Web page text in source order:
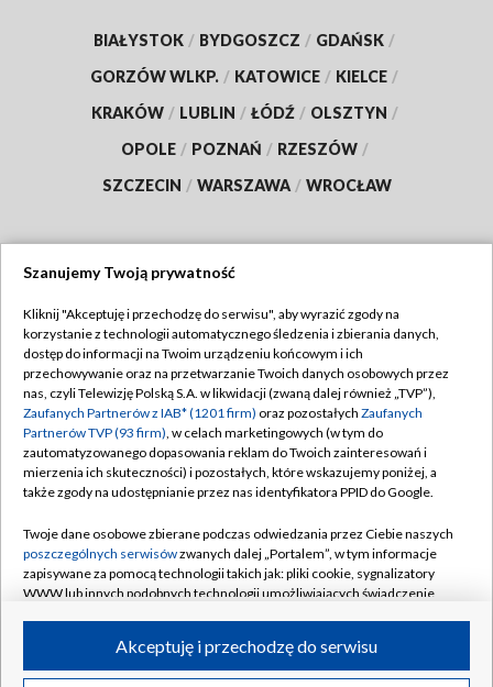
BIAŁYSTOK / BYDGOSZCZ / GDAŃSK /
GORZÓW WLKP. / KATOWICE / KIELCE /
KRAKÓW / LUBLIN / ŁÓDŹ / OLSZTYN /
OPOLE / POZNAŃ / RZESZÓW /
SZCZECIN / WARSZAWA / WROCŁAW
TVP
Abonament TVP
Emisja w TVP
Centrum informacji TVP
Naziemna Telewizja Cyfrowa
Rada Programowa
System NOS
Informacje o nadawcy
Program dla prasy
Regulamin TVP
Polityka prywatności
Moje zgody
Pomoc
Kontakt
Kanały
©2026 Telewizja Polska S.A. w likwidacji
Szanujemy Twoją prywatność
Kliknij "Akceptuję i przechodzę do serwisu", aby wyrazić zgody na
korzystanie z technologii automatycznego śledzenia i zbierania danych,
dostęp do informacji na Twoim urządzeniu końcowym i ich
przechowywanie oraz na przetwarzanie Twoich danych osobowych przez
nas, czyli Telewizję Polską S.A. w likwidacji (zwaną dalej również „TVP”),
Zaufanych Partnerów z IAB* (1201 firm) oraz pozostałych Zaufanych
Partnerów TVP (93 firm), w celach marketingowych (w tym do
zautomatyzowanego dopasowania reklam do Twoich zainteresowań i
mierzenia ich skuteczności) i pozostałych, które wskazujemy poniżej, a
także zgody na udostępnianie przez nas identyfikatora PPID do Google.
Twoje dane osobowe zbierane podczas odwiedzania przez Ciebie naszych
poszczególnych serwisówzwanych dalej „Portalem”, w tym informacje
zapisywane za pomocą technologii takich jak: pliki cookie, sygnalizatory
WWW lub innych podobnych technologii umożliwiających świadczenie
ruchu w Internecie.Akceptuję i przechodzę do serwisu